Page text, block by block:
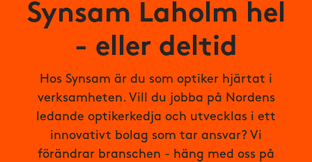
Synsam Laholm hel
- eller deltid
Hos Synsam är du som optiker hjärtat i
verksamheten. Vill du jobba på Nordens
ledande optikerkedja och utvecklas i ett
innovativt bolag som tar ansvar? Vi
förändrar branschen - häng med oss på